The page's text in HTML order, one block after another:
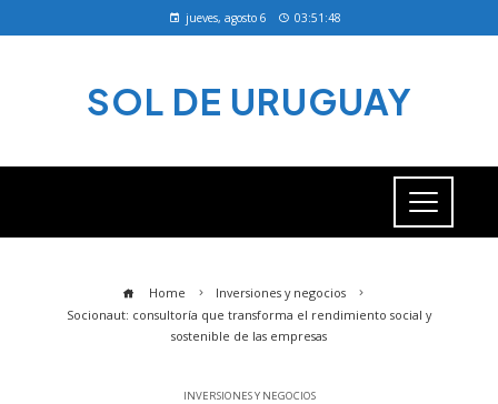
jueves, agosto 6 03:51:48
SOL DE URUGUAY
Home
Inversiones y negocios
Socionaut: consultoría que transforma el rendimiento social y
sostenible de las empresas
INVERSIONES Y NEGOCIOS